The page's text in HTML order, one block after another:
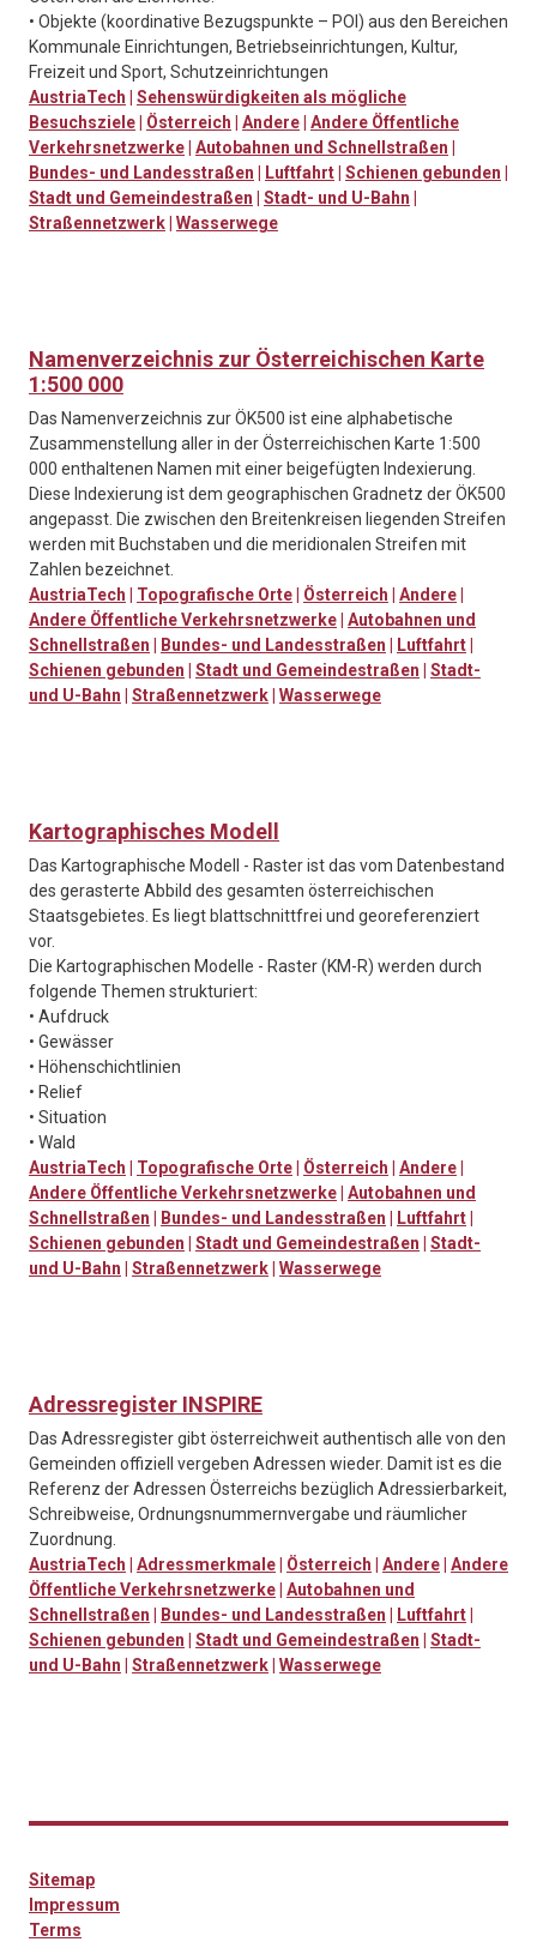
• Objekte (koordinative Bezugspunkte – POI) aus den Bereichen
Kommunale Einrichtungen, Betriebseinrichtungen, Kultur,
Freizeit und Sport, Schutzeinrichtungen
AustriaTech
Sehenswürdigkeiten als mögliche
Besuchsziele
Österreich Andere Andere Öffentliche
Verkehrsnetzwerke Autobahnen und Schnellstraßen
Bundes- und Landesstraßen
Luftfahrt Schienen gebunden
Stadt und Gemeindestraßen
Stadt- und U-Bahn
Straßennetzwerk Wasserwege
Namenverzeichnis zur Österreichischen Karte
1:500 000
Das Namenverzeichnis zur ÖK500 ist eine alphabetische
Zusammenstellung aller in der Österreichischen Karte 1:500
000 enthaltenen Namen mit einer beigefügten Indexierung.
Diese Indexierung ist dem geographischen Gradnetz der ÖK500
angepasst. Die zwischen den Breitenkreisen liegenden Streifen
werden mit Buchstaben und die meridionalen Streifen mit
Zahlen bezeichnet.
AustriaTech
Topografische Orte Österreich Andere
Andere Öffentliche Verkehrsnetzwerke Autobahnen und
Schnellstraßen
Bundes- und Landesstraßen Luftfahrt
Schienen gebunden
Stadt und Gemeindestraßen
Stadt-
und U-Bahn
Straßennetzwerk Wasserwege
Kartographisches Modell
Das Kartographische Modell - Raster ist das vom Datenbestand
des gerasterte Abbild des gesamten österreichischen
Staatsgebietes. Es liegt blattschnittfrei und georeferenziert
vor.
Die Kartographischen Modelle - Raster (KM-R) werden durch
folgende Themen strukturiert:
• Aufdruck
• Gewässer
• Höhenschichtlinien
• Relief
• Situation
• Wald
AustriaTech
Topografische Orte Österreich Andere
Andere Öffentliche Verkehrsnetzwerke Autobahnen und
Schnellstraßen
Bundes- und Landesstraßen Luftfahrt
Schienen gebunden
Stadt und Gemeindestraßen
Stadt-
und U-Bahn
Straßennetzwerk Wasserwege
Adressregister INSPIRE
Das Adressregister gibt österreichweit authentisch alle von den
Gemeinden offiziell vergeben Adressen wieder. Damit ist es die
Referenz der Adressen Österreichs bezüglich Adressierbarkeit,
Schreibweise, Ordnungsnummernvergabe und räumlicher
Zuordnung.
AustriaTech
Adressmerkmale Österreich Andere Andere
Öffentliche Verkehrsnetzwerke Autobahnen und
Schnellstraßen
Bundes- und Landesstraßen Luftfahrt
Schienen gebunden
Stadt und Gemeindestraßen
Stadt-
und U-Bahn
Straßennetzwerk Wasserwege
Sitemap
Impressum
Terms